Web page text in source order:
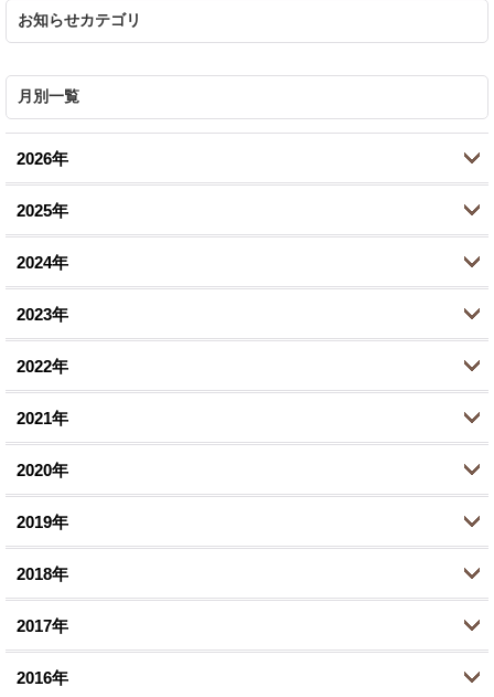
お知らせカテゴリ
月別一覧
2026年
6月 (5)
5月 (1)
4月 (1)
2月 (1)
1月 (1)
2025年
8月 (2)
6月 (1)
2月 (1)
1月 (1)
2024年
10月 (1)
8月 (1)
7月 (1)
1月 (1)
2023年
9月 (1)
8月 (1)
6月 (1)
3月 (1)
1月 (2)
2022年
10月 (2)
9月 (2)
8月 (1)
5月 (2)
3月 (4)
2021年
11月 (2)
9月 (3)
8月 (1)
7月 (1)
2020年
10月 (1)
8月 (2)
7月 (2)
2019年
11月 (4)
10月 (5)
2018年
11月 (2)
2017年
2016年